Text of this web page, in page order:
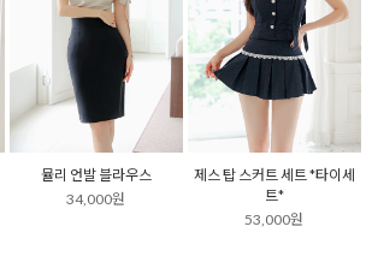
뮬리 언발 블라우스
34,000원
제스 탑 스커트 세트 *타이세
트*
53,000원